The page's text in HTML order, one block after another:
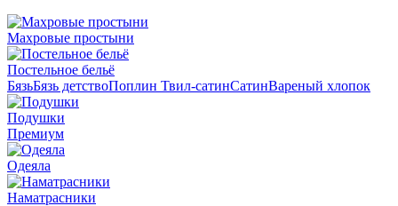
Махровые простыни
Постельное бельё
БязьБязь детствоПоплин Твил-сатинСатинВареный хлопок
Подушки
Премиум
Одеяла
Наматрасники